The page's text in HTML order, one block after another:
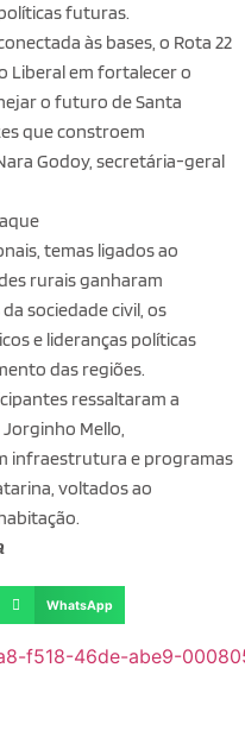
futuras.
às bases, o Rota 22
Liberal em fortalecer o
o futuro de Santa
que constroem
Godoy, secretária-geral
temas ligados ao
rurais ganharam
sociedade civil, os
e lideranças políticas
das regiões.
ressaltaram a
Mello,
infraestrutura e programas
voltados ao
WhatsApp